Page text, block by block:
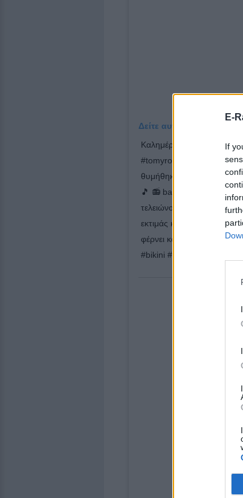
E-
If
Δείτε αυτή τη
Καλημέρα όλη ❤️ μέρα
#tomyroots!! 😍 Πωωωωωω
θυμήθηκα τώρα! Θα
🎵 📻 babe 💋 στον
τελειώνουν αλλά
εκτιμάς και να μη
φέρνει κακομοιριά!!! 😍
#bikini #bikinibabe